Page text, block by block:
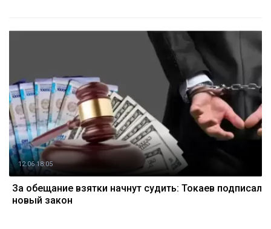
12.06 18:05
За обещание взятки начнут судить: Токаев подписал
новый закон